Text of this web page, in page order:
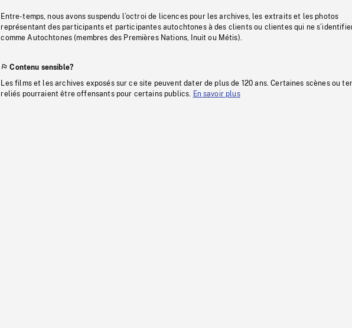
Entre-temps, nous avons suspendu l’octroi de licences pour les archives, les extraits et les photos
représentant des participants et participantes autochtones à des clients ou clientes qui ne
comme Autochtones (membres des Premières Nations, Inuit ou Métis).
Contenu sensible?
Les films et les archives exposés sur ce site peuvent dater de plus de 120 ans. Certaines scènes ou
reliés pourraient être offensants pour certains publics.
En savoir plus